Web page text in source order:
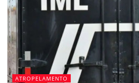
ATROPELAMENTO